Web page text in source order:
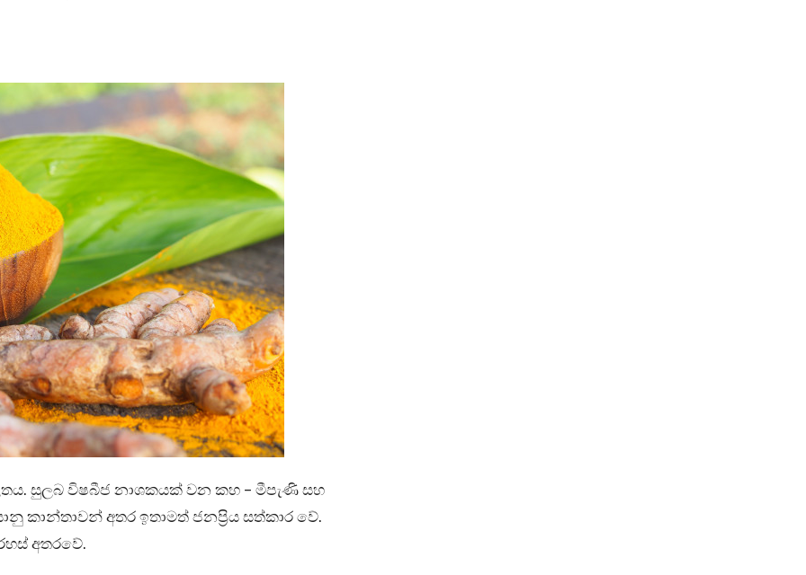
සුලබ විෂබීජ නාශකයක් වන කහ – මීපැණි සහ
කාන්තාවන් අතර ඉතාමත් ජනප්‍රිය සත්කාර වේ.
අතරවේ.